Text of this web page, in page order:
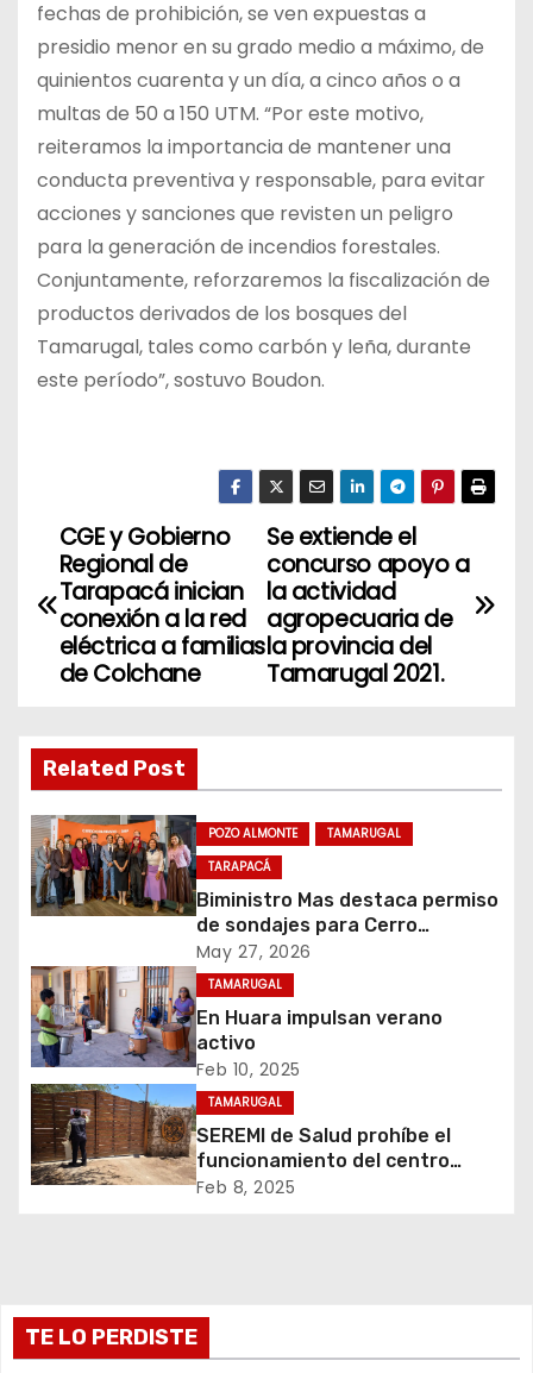
fechas de prohibición, se ven expuestas a
presidio menor en su grado medio a máximo, de
quinientos cuarenta y un día, a cinco años o a
multas de 50 a 150 UTM. “Por este motivo,
reiteramos la importancia de mantener una
conducta preventiva y responsable, para evitar
acciones y sanciones que revisten un peligro
para la generación de incendios forestales.
Conjuntamente, reforzaremos la fiscalización de
productos derivados de los bosques del
Tamarugal, tales como carbón y leña, durante
este período”, sostuvo Boudon.
N
a
g
a
c
i
n
d
e
e
n
a
Se extiende el
concurso apoyo a
la actividad
agropecuaria de
la provincia del
Tamarugal 2021.
CGE y Gobierno
Regional de
Tarapacá inician
conexión a la red
eléctrica a familias
de Colchane
Related Post
POZO ALMONTE
TAMARUGAL
TARAPACÁ
Biministro Mas destaca permiso
de sondajes para Cerro
Colorado
May 27, 2026
TAMARUGAL
En Huara impulsan verano
activo
Feb 10, 2025
TAMARUGAL
SEREMI de Salud prohíbe el
funcionamiento del centro
recreativo Tantakuy
Feb 8, 2025
TE LO PERDISTE